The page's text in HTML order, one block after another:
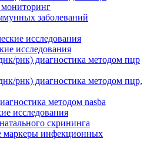
заболеваний
исследования
исследования
рнк) диагностика методом пцр
рнк) диагностика методом пцр,
методом nasba
исследования
скрининга
маркеры инфекционных